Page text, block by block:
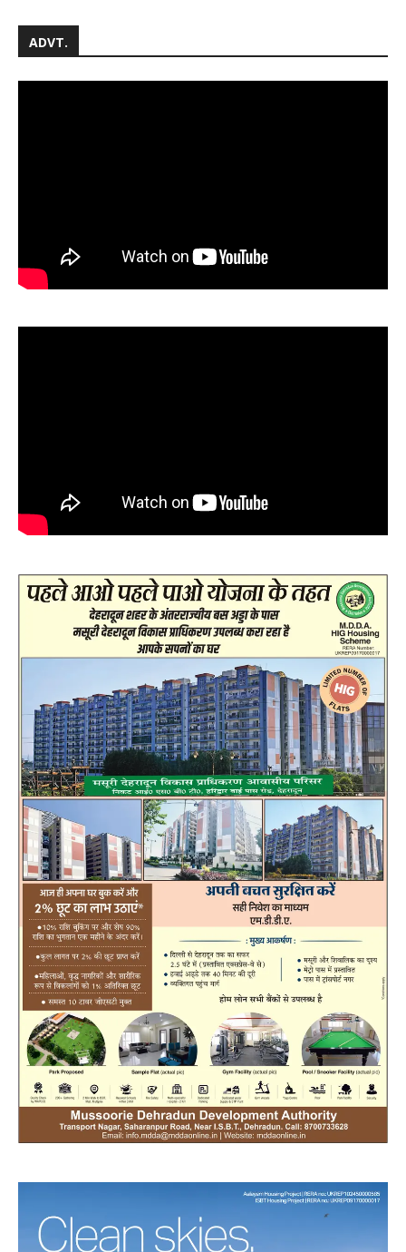
ADVT.